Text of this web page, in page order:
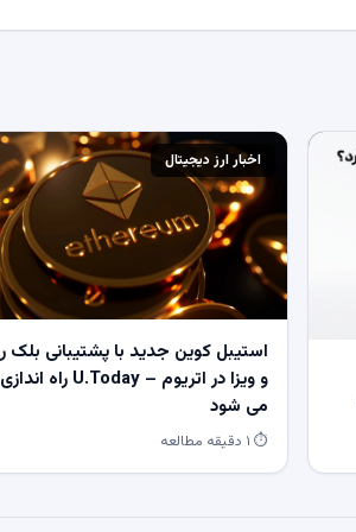
اخبار ارز دیجیتال
استیبل کوین جدید با پشتیبانی بلک
و ویزا در اتریوم – U.Today راه اندازی
می شود
⏱ ۱ دقیقه مطالعه